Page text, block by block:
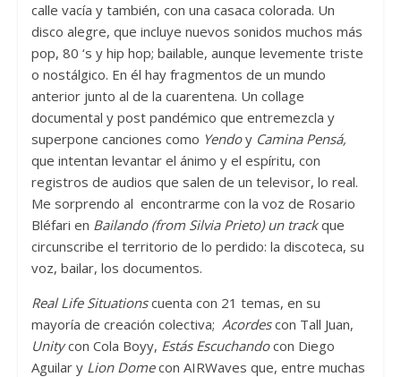
calle vacía y también, con una casaca colorada. Un
disco alegre, que incluye nuevos sonidos muchos más
pop, 80 ‘s y hip hop; bailable, aunque levemente triste
o nostálgico. En él hay fragmentos de un mundo
anterior junto al de la cuarentena. Un collage
documental y post pandémico que entremezcla y
superpone canciones como Yendoy Camina Pensá,
que intentan levantar el ánimo y el espíritu, con
registros de audios que salen de un televisor, lo real.
Me sorprendo al encontrarme con la voz de Rosario
Bléfari en Bailando (from Silvia Prieto) un trackque
circunscribe el territorio de lo perdido: la discoteca, su
voz, bailar, los documentos.
Real Life Situationscuenta con 21 temas, en su
mayoría de creación colectiva; Acordescon Tall Juan,
Unitycon Cola Boyy, Estás Escuchandocon Diego
Aguilar y Lion Domecon AIRWaves que, entre muchas